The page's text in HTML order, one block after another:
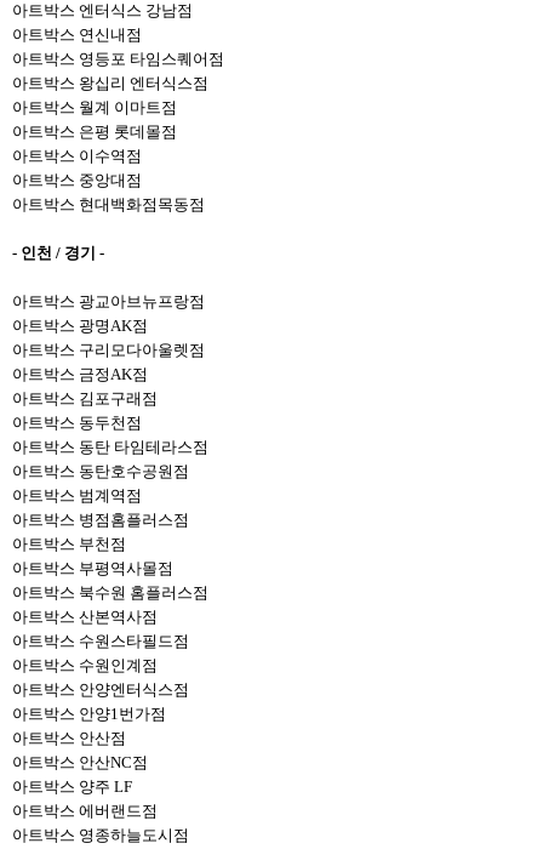
아트박스 엔터식스 강남점
아트박스 연신내점
아트박스 영등포 타임스퀘어점
아트박스 왕십리 엔터식스점
아트박스 월계 이마트점
아트박스 은평 롯데몰점
아트박스 이수역점
아트박스 중앙대점
아트박스 현대백화점목동점
- 인천 / 경기 -
아트박스 광교아브뉴프랑점
아트박스 광명AK점
아트박스 구리모다아울렛점
아트박스 금정AK점
아트박스 김포구래점
아트박스 동두천점
아트박스 동탄 타임테라스점
아트박스 동탄호수공원점
아트박스 범계역점
아트박스 병점홈플러스점
아트박스 부천점
아트박스 부평역사몰점
아트박스 북수원 홈플러스점
아트박스 산본역사점
아트박스 수원스타필드점
아트박스 수원인계점
아트박스 안양엔터식스점
아트박스 안양1번가점
아트박스 안산점
아트박스 안산NC점
아트박스 양주 LF
아트박스 에버랜드점
아트박스 영종하늘도시점